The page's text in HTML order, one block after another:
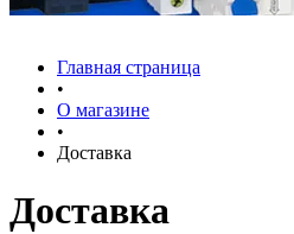
Главная страница
•
О магазине
•
Доставка
Доставка